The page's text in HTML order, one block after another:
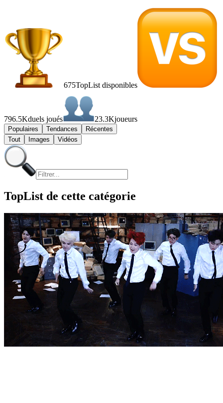
675TopList disponibles
796.5Kduels joués 23.3Kjoueurs
Populaires Tendances
Récentes
Tout
Images Vidéos
TopList de cette catégorie